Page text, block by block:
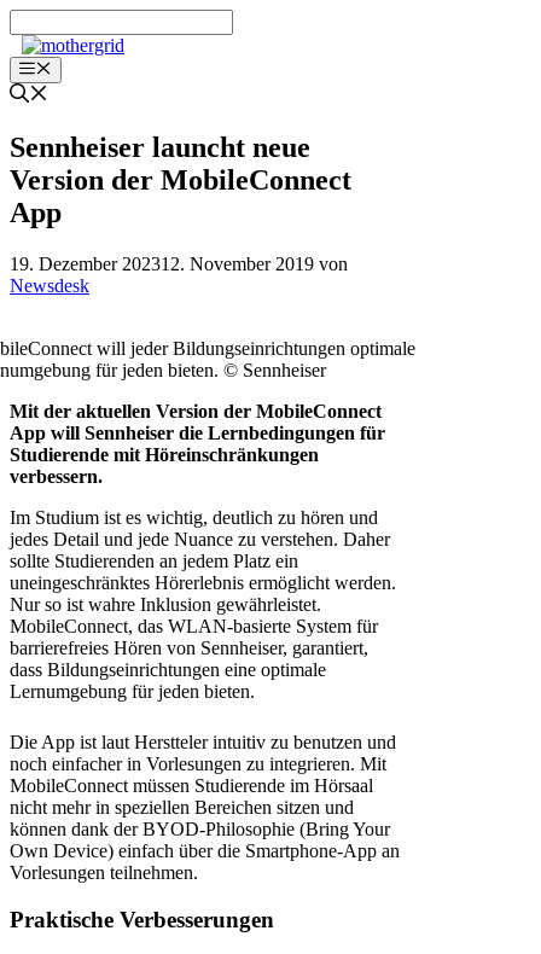
Inhalt
springenMenü
Sennheiser launcht neue
Version der MobileConnect
App
19. Dezember 202312. November 2019 von
Newsdesk
will jeder Bildungseinrichtungen optimale
für jeden bieten. © Sennheiser
Mit der aktuellen Version der MobileConnect
App will Sennheiser die Lernbedingungen für
Studierende mit Höreinschränkungen
verbessern.
Im Studium ist es wichtig, deutlich zu hören und
jedes Detail und jede Nuance zu verstehen. Daher
sollte Studierenden an jedem Platz ein
uneingeschränktes Hörerlebnis ermöglicht werden.
Nur so ist wahre Inklusion gewährleistet.
MobileConnect, das WLAN-basierte System für
barrierefreies Hören von Sennheiser, garantiert,
dass Bildungseinrichtungen eine optimale
Lernumgebung für jeden bieten.
Die App ist laut Herstteler intuitiv zu benutzen und
noch einfacher in Vorlesungen zu integrieren. Mit
MobileConnect müssen Studierende im Hörsaal
nicht mehr in speziellen Bereichen sitzen und
können dank der BYOD-Philosophie (Bring Your
Own Device) einfach über die Smartphone-App an
Vorlesungen teilnehmen.
Praktische Verbesserungen